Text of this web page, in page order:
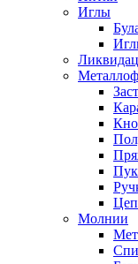
Иглы
Молнии